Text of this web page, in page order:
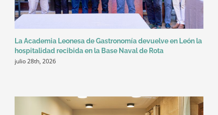
La Academia Leonesa de Gastronomía devuelve en León la
hospitalidad recibida en la Base Naval de Rota
julio 28th, 2026